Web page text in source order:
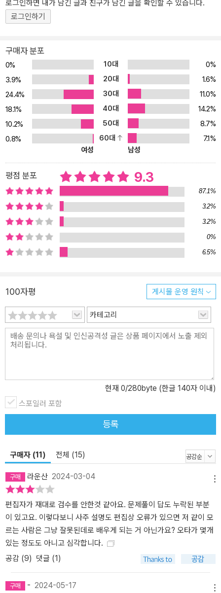
관이 들어오던 시기에는 광고제에 작품을 출품했고 유튜브가 유명세
를 타면서 방송과 출간 제의도 쇄도하기 시작한다. 운은 운일 뿐이다.
하는 것은, 운명의 주인인 나다. 그러니 저자는, 좋은 사주와 나쁜 사
주는 없다고 말한다. 활용하는 자와 못하는 자가 있을 뿐! 《명리, 나를
지키는 무기: 기본편》는 자신의 사주팔자를 어떤 순서와 방법으로 읽
어내야 하는지를 자세히 서술한 책이다. 명리를 활용할 줄 안다는 건
삶의 중요한 순간마다 어떤 전략을 세워야 할지 알려주는 지침서를
손에 쥐게 되는 것과 같다. 이 책을 통해 위기와 위험의 순간 나를 지
키는 무기로서의 명리를 만날 수 있을 것이다. 이 책을 읽어야 하는 분
들 -명리 입문서를 떼고 초급에서 중급 단계로 도약하려는 분들 -일
간, 천간, 지지, 십성이 무엇인지 알고 있으나 사주를 어떤 순서로 해
석해야 하는지는 모르는 분들 -고루한 계급사회 기반의 명리 해석에
서 벗어나 현대적인 시선의 해석을 만나고 싶은 분들 -사주를 적극적
으로 해석해서 내 운명의 가능성을 남김없이 활용하고 싶은 분들 현
대적 시점에 꼭 들어맞는 해설! 웬만한 소설보다 재미있는 다양한 기
출문제와 풀이노트! 책은 흔히 사흉신(상관, 겁재, 편인, 편관, 양인
등)에 대한 해석을 완전히 새롭게 한다. 남성과 여성의 역할 격차가
크게 줄어들고, 어린이들의 가장 큰 꿈이 유튜브 크리에이터인 시대
에 여전히 관직에 오르거나 묵묵히 신분제를 견디는 것을 길한 사주
잡아 흉신 대접 받던 흉한 사주에 대해 완벽하게 새로운 해석을 선사
한다. 무엇보다 이러한 해석을 다양한 기출문제와 풀이노트를 통해
현실에 밀착된 사례로 설명하고 있다는 것이다. 기출문제와 풀이노트
를 살펴보자. -------------------------<보 기>-----------------
--------- 상황: 동생 최형배와 함께 폭행죄로 나란히 경찰서까지 강
이 화를 내며) “느그 서장 어딨어?! 강 서장 데꼬 와!!! 니… 내 누군지
아나? 으이?! 내가 이 XX. 느그 서장이랑 임마!! 느그 서장, 남천동 살
제? 으어?! 내가 인마 느그 서장이랑 인마! 어저께도! 같이 밥 묵고 으!
싸우나도 같이 가고 으! 마, 개이 XX. 마, 다했어! 이 XX들이 말이야...
개XX들.” ----------------------------------------------------
을 때, 경찰서에서 보인 최익현의 행동을 명리학적으로 가장 잘 설명
굴이 소나무를 휘감은 격으로, 담쟁이 넝굴 입장에서는 귀인을 만났
다는 뜻 ② 식상제살 : 자신만의 능력을 통해 불시에 닥친 삶의 난관을
극복한다는 뜻 ③ 재생관 : 재성이 관성을 생한다는 뜻 ④ 관인상생 :
관성은 인성을 생한다는 뜻 ⑤ 살인상생 : 편관이 인성을 생한다는 뜻
위 문제의 정답은 ②번이다. 책은 우리에게도 다양한 개그와 밈의 소
재로 익숙한 영화 <범죄와의 전쟁>의 한 장면을 통해 식상이 지닌 성
격과 행동의 특성을 안내한다. 모든 챕터마다 이와 같은 기출문제와
풀이노트가 있다. 명리를 공부하는 많은 학습자가 종국에는 명리 상
담을 목표로 매진하게 되는데, 이처럼 구체적이고 현대적인 사례와
로그인하면 내가 남긴 글과 친구가 남긴 글을 확인할 수 있습니다.
로그인하기
구매자 분포
0% 10대
0%
3.9%
20대
1.6%
24.4%
30대
11.0%
18.1%
40대
14.2%
10.2%
50대
8.7%
0.8%
60대
7.1%
여성
남성
평점 분포 9.3
87.1%
3.2%
3.2%
0%
6.5%
100자평 게시물 운영 원칙
카테고리
현재 0/280byte (한글 140자 이내)
스포일러 포함
등록
구매자 (11) 전체 (15)
라운산 2024-03-04
편집자가 재대로 검수를 안한것 같아요. 문제풀이 답도 누락된 부분
이 있고요. 이렇다보니 사주 설명도 편집상 오류가 있으면 저 같이 모
르는 사람은 그냥 잘못된데로 배우게 되는 거 아닌가요? 오타가 몇개
있는 정도도 아니고 심각합니다.
공감 (9) 댓글 (1)
- 2024-05-17